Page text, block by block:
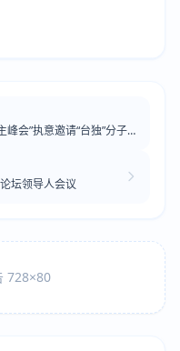
会”执意邀请“台独”分子大
坛领导人会议
728×80